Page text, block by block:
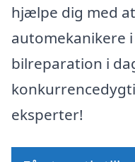
hjælpe dig med
automekanikere
bilreparation i
eksperter!